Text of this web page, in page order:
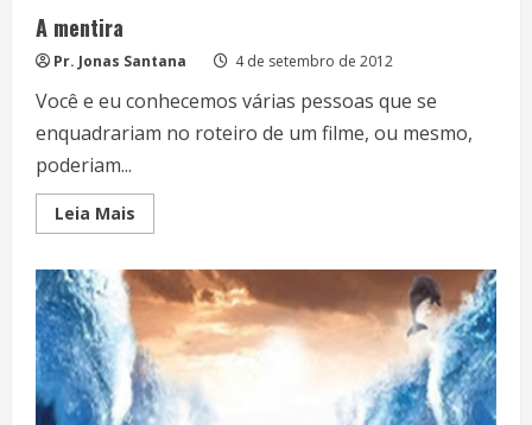
A mentira
Pr. Jonas Santana 4 de setembro de 2012
Você e eu conhecemos várias pessoas que se
enquadrariam no roteiro de um filme, ou mesmo,
poderiam...
Leia Mais
more
mentira